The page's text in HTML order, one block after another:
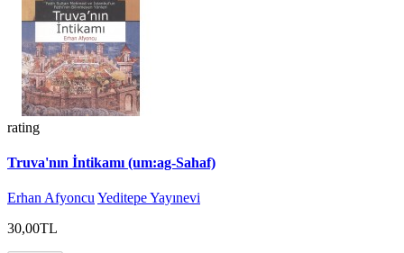
rating
Truva'nın İntikamı (um:ag-Sahaf)
Erhan AfyoncuYeditepe Yayınevi
30,00TL